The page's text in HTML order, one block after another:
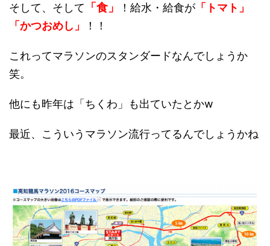
そして、そして 「食」 ！給水・給食が 「トマト」
「かつおめし」
！！
これってマラソンのスタンダードなんでしょうか
笑。
他にも昨年は「ちくわ」も出ていたとかw
最近、こういうマラソン流行ってるんでしょうかね